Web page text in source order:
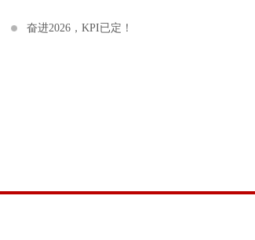
奋进2026，KPI已定！